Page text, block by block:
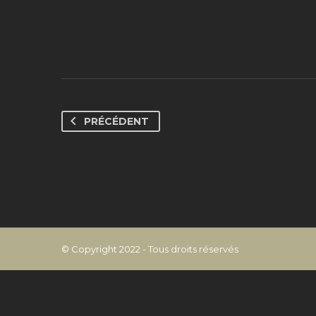
PRÉCÉDENT
© Copyright 2022 - Tous droits réservés